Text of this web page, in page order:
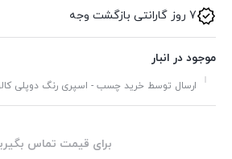
7 روز گارانتی بازگشت وجه
موجود در انبار
ارسال توسط خرید چسب - اسپری رنگ دوپلی
برای قیمت تماس